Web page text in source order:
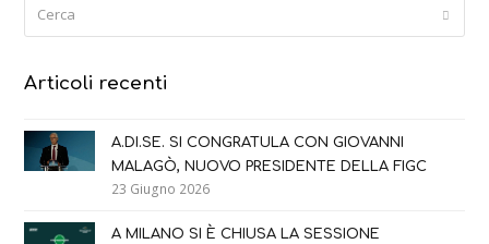
Submit
Articoli recenti
A.DI.SE. SI CONGRATULA CON GIOVANNI
MALAGÒ, NUOVO PRESIDENTE DELLA FIGC
23 Giugno 2026
A MILANO SI È CHIUSA LA SESSIONE